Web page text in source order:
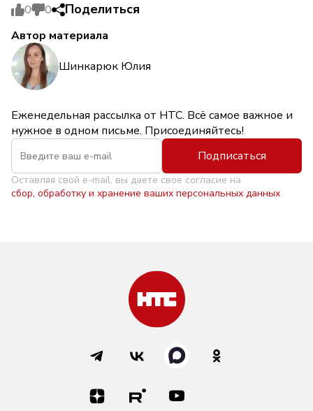
0 0 Поделиться
Автор материала
Шинкарюк Юлия
Еженедельная рассылка от НТС. Всё самое важное и
нужное в одном письме. Присоединяйтесь!
Подписаться
Оставляя свой e-mail, вы даете свое согласие на
сбор, обработку и хранение ваших персональных данных